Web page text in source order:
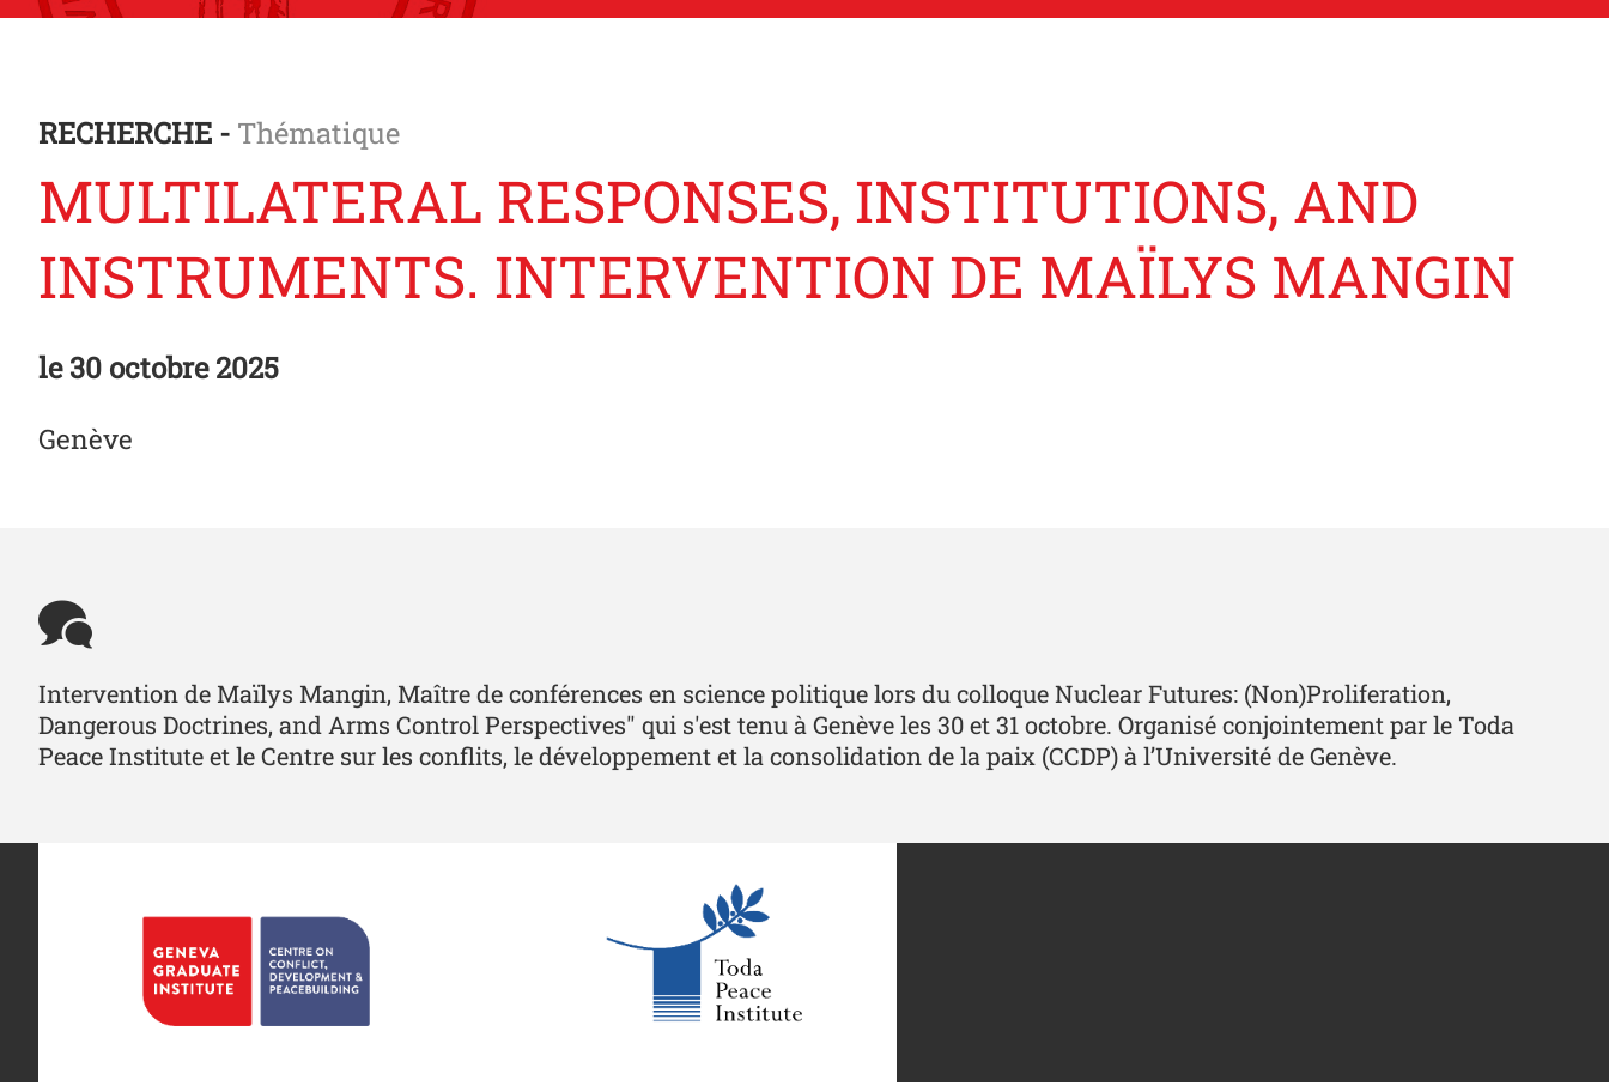
RECHERCHE - Thématique
MULTILATERAL RESPONSES, INSTITUTIONS, AND
INSTRUMENTS. INTERVENTION DE MAÏLYS MANGIN
le30 octobre 2025
Genève
Intervention de Maïlys Mangin, Maître de conférences en science politique lors du colloque Nuclear Futures: (Non)Proliferation,
Dangerous Doctrines, and Arms Control Perspectives" qui s'est tenu à Genève les 30 et 31 octobre. Organisé conjointement par le Toda
Peace Institute et le Centre sur les conflits, le développement et la consolidation de la paix (CCDP) à l’Université de Genève.